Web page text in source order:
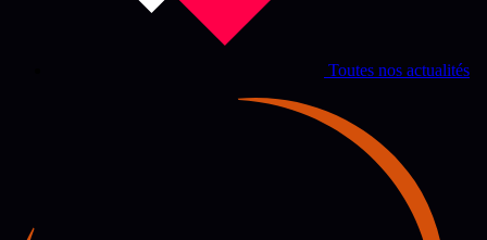
Toutes nos actualités